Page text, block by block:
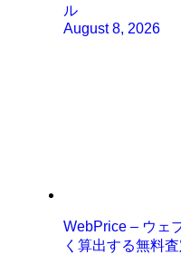
ル
August 8, 2026
WebPrice – ウェ
く算出する無料